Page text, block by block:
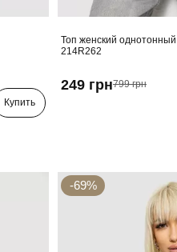
Купить
Топ женский
214R262
249 грн799 грн
-69%